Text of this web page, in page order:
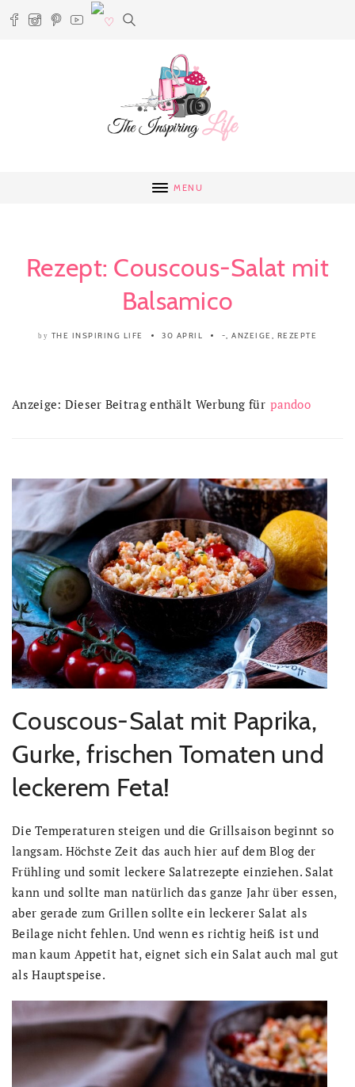
MENU
Rezept: Couscous-Salat mit
Balsamico
by THE INSPIRING LIFE 30 APRIL -, ANZEIGE , REZEPTE
Anzeige: Dieser Beitrag enthält Werbung für pandoo
Couscous-Salat mit Paprika,
Gurke, frischen Tomaten und
leckerem Feta!
Die Temperaturen steigen und die Grillsaison beginnt so
langsam. Höchste Zeit das auch hier auf dem Blog der
Frühling und somit leckere Salatrezepte einziehen. Salat
kann und sollte man natürlich das ganze Jahr über essen,
aber gerade zum Grillen sollte ein leckerer Salat als
Beilage nicht fehlen. Und wenn es richtig heiß ist und
man kaum Appetit hat, eignet sich ein Salat auch mal gut
als Hauptspeise.